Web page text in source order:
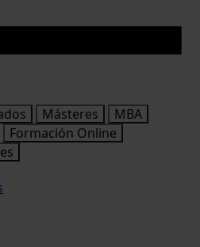
Másteres
MBA
Formación Online